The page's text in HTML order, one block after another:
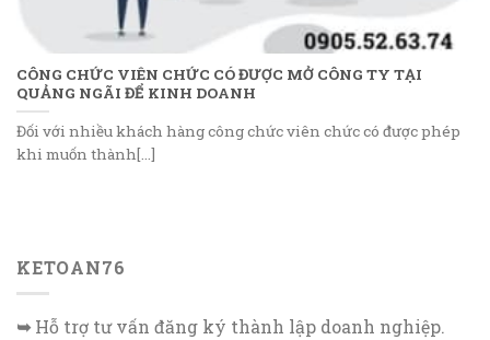
CÔNG CHỨC VIÊN CHỨC CÓ ĐƯỢC MỞ CÔNG TY TẠI
QUẢNG NGÃI ĐỂ KINH DOANH
Đối với nhiều khách hàng công chức viên chức có được phép
khi muốn thành[...]
KETOAN76
➥Hỗ trợ tư vấn đăng ký thành lập doanh nghiệp.